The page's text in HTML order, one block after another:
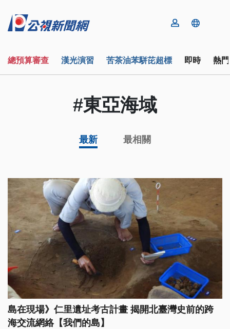
總預算審查 漢光演習 苦茶油苯駢芘超標 即時 熱
#東亞海域
最新 最相關
島在現場》仁里遺址考古計畫 揭開北臺灣史前的跨
海交流網絡【我們的島】